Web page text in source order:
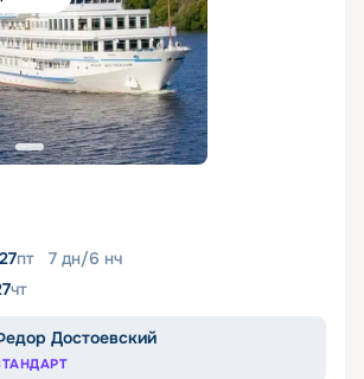
пт 7 дн/6 нч
чт
Достоевский